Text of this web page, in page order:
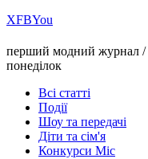
ХFBYou
перший модний журнал /
понеділок
Всі статті
Події
Шоу та передачі
Діти та сім'я
Конкурси Міс